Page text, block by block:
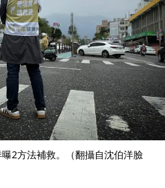
2方法補救。（翻攝自沈伯洋臉